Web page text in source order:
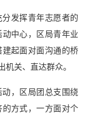
分发挥青年志愿者的
中心，区局青年业
起面对面沟通的桥
关、直达群众。
动，区局团总支围绕
方式，一方面对个